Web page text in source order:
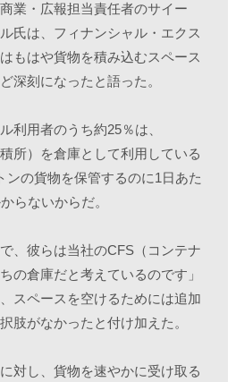
業・広報担当責任者のサイー
氏は、フィナンシャル・エクス
もはや貨物を積み込むスペース
深刻になったと語った。
利用者のうち約25％は、
所）を倉庫として利用している
ンの貨物を保管するのに1日あた
らないからだ。
、彼らは当社のCFS（コンテナ
の倉庫だと考えているのです」
スペースを空けるためには追加
肢がなかったと付け加えた。
対し、貨物を速やかに受け取る